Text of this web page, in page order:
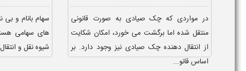
در مواردی که چک صیادی به صورت قانونی
منتقل شده اما برگشت می خورد، امکان شکایت
از انتقال دهنده چک صیادی نیز وجود دارد. بر
اساس قانو...
سهام بانام و
های سهامی
شیوه نقل و